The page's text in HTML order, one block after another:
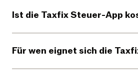
Ist die Taxfix Steuer-App
Für wen eignet sich die